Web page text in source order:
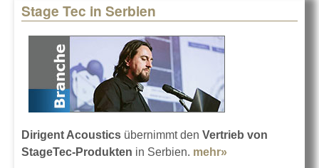
Stage Tec in Serbien
Dirigent Acoustics übernimmt den Vertrieb von
StageTec-Produkten in Serbien. mehr»